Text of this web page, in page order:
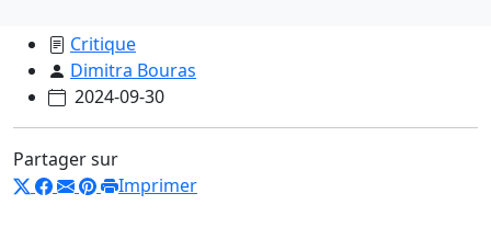
Critique
Dimitra Bouras
2024-09-30
Partager sur
Imprimer